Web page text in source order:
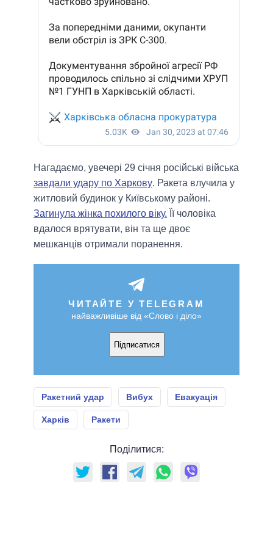
Нагадаємо, увечері 29 січня російські війська
завдали удару по Харкову. Ракета влучила у
житловий будинок у Київському районі.
Загинула жінка похилого віку. Її чоловіка
вдалося врятувати, він та ще двоє
мешканців отримали поранення.
ЧИТАЙТЕ У TELEGRAM
найважливіше від «Слово і діло»
Підписатися
Ракетний удар Вибух Евакуація
Харків Ракети
Поділитися: